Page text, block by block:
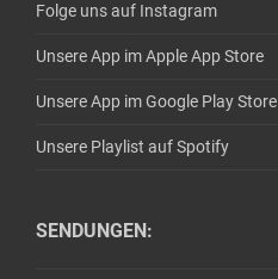
Folge uns auf Instagram
Unsere App im Apple App Store
Unsere App im Google Play Store
Unsere Playlist auf Spotify
SENDUNGEN: